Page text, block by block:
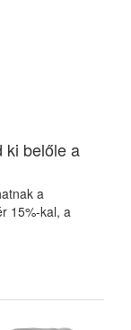
ki belőle a
a
15%-kal, a